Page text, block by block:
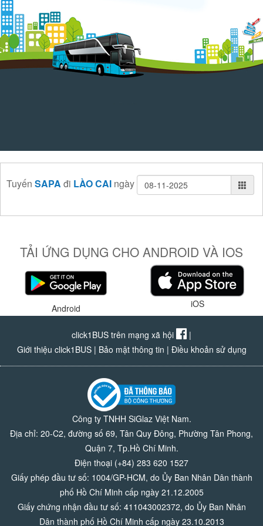
Tuyến SAPA đi LÀO CAI ngày
TẢI ỨNG DỤNG CHO ANDROID VÀ IOS
Android iOS
click1BUS trên mạng xã hội
|
Giới thiệu click1BUS| Bảo mật thông tin | Điều khoản sử dụng
Công ty TNHH SiGlaz Việt Nam.
Địa chỉ: 20-C2, đường số 69, Tân Quy Đông, Phường Tân Phong,
Quận 7, Tp.Hồ Chí Minh.
Điện thoại (+84) 283 620 1527
Giấy phép đầu tư số: 1004/GP-HCM, do Ủy Ban Nhân Dân thành
phố Hồ Chí Minh cấp ngày 21.12.2005
Giấy chứng nhận đầu tư số: 411043002372, do Ủy Ban Nhân
Dân thành phố Hồ Chí Minh cấp ngày 23.10.2013